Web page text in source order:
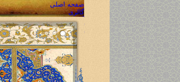
صفحه اصلی
گالری
گالری تصاویر
گالری صوتی
گالری فیلم
محصولات
مشاهده محصولات
ارسال سفارش محصول
پیگیری سفارش محصول
تماس با ما